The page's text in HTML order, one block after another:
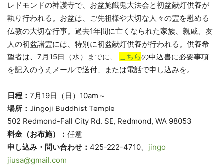
レドモンドの神護寺で、 お盆施餓鬼大法会と初盆献灯供養が
執り行われる。お盆は、
ご先祖様や大切な人々の霊を慰める
仏教の大切な行事。 過去1年間に亡くなられた家族、親戚、友
人の初盆諸霊には、 特別に初盆献灯供養が行われる。供養希
望者は、7月15日（水）
までに、 こちらの申込書に必要事項
を記入のうえメールで送付、
または電話で申し込みを。
日程： 7月19日（日）10am～
場所： Jingoji Buddhist Temple
502 Redmond-Fall City Rd. SE, Redmond, WA 98053
料金（お布施）： 任意
申し込み・問い合わせ： 425-222-4710、 jingo
jiusa@gmail.com